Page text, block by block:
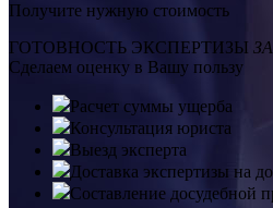
Получите нужную стоимость
ГОТОВНОСТЬ ЭКСПЕРТИЗЫ
Сделаем оценку в Вашу пользу
Расчет суммы ущерба
Консультация юриста
Выезд эксперта
Доставка экспертизы на
Составление досудебной